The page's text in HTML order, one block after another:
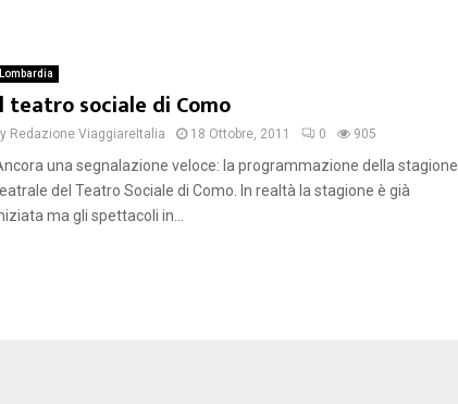
Lombardia
teatro sociale di Como
Redazione ViaggiareItalia 18 Ottobre, 2011 0 905
una segnalazione veloce: la programmazione della stagione
del Teatro Sociale di Como. In realtà la stagione è già
ma gli spettacoli in...